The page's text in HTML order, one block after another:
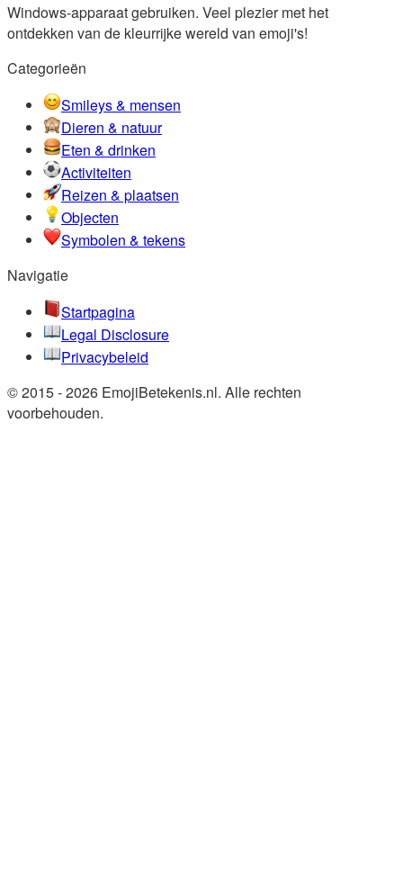
Windows-apparaat gebruiken. Veel plezier met het
ontdekken van de kleurrijke wereld van emoji's!
Categorieën
Smileys & mensen
Dieren & natuur
Eten & drinken
Activiteiten
Reizen & plaatsen
Objecten
Symbolen & tekens
Navigatie
Startpagina
Legal Disclosure
Privacybeleid
© 2015 - 2026 EmojiBetekenis.nl. Alle rechten
voorbehouden.